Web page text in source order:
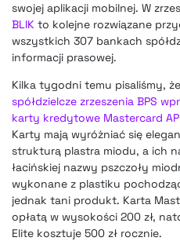
swojej aplikacji mobilnej. W
BLIK to kolejne rozwiązane
wszystkich 307 bankach
informacji prasowej.
Kilka tygodni temu pisaliśmy, że
spółdzielcze zrzeszenia BPS
karty kredytowe Mastercard
Karty mają wyróżniać się
strukturą plastra miodu, a ich
łacińskiej nazwy pszczoły
wykonane z plastiku
jednak tani produkt. Karta
opłatą w wysokości 200 zł,
Elite kosztuje 500 zł rocznie.